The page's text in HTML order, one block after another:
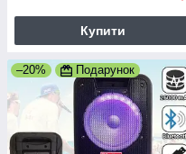
Купити
–20% Подарунок